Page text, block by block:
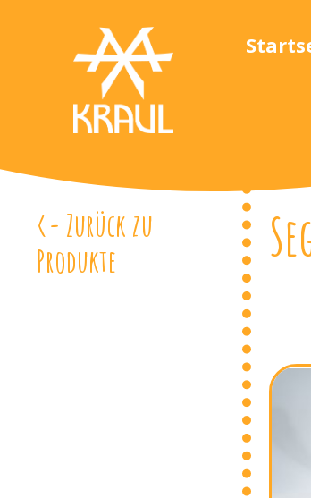
<- Zurück zu
Produkte